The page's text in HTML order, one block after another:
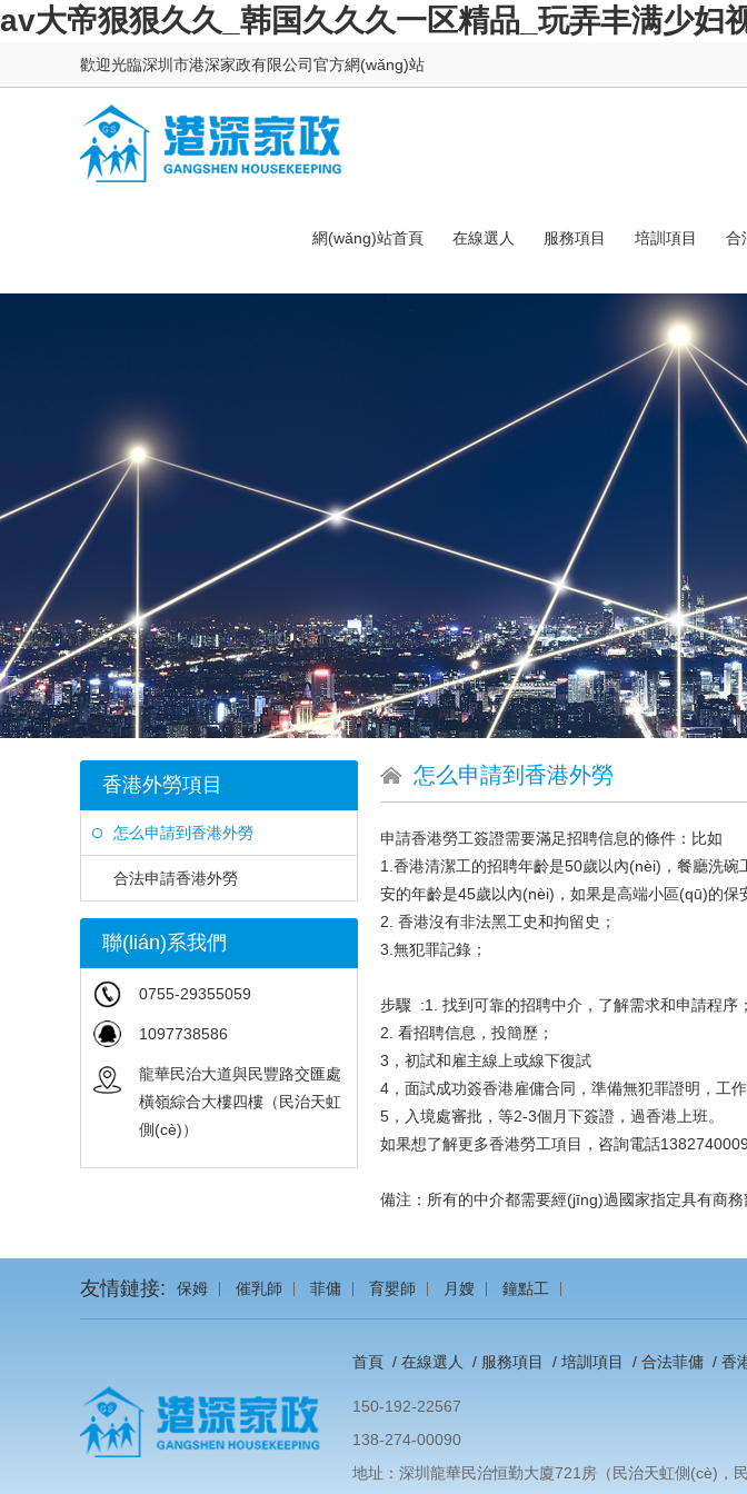
av大帝狠狠久久_韩国久久久一区精品_玩弄丰满少妇
歡迎光臨深圳市港深家政有限公司官方網(wǎng)站
網(wǎng)站首頁 在線選人 服務項目 培訓項目 合
香港外勞項目
怎么申請到香港外勞
合法申請香港外勞
聯(lián)系我們
0755-29355059
1097738586
龍華民治大道與民豐路交匯處
橫嶺綜合大樓四樓（民治天虹
側(cè)）
怎么申請到香港外勞
申請香港勞工簽證需要滿足招聘信息的條件：比如
1.香港清潔工的招聘年齡是50歲以內(nèi)，餐廳洗
安的年齡是45歲以內(nèi)，如果是高端小區(qū)的保
2. 香港沒有非法黑工史和拘留史；
3.無犯罪記錄；
步驟 :1. 找到可靠的招聘中介，了解需求和申請程序；
2. 看招聘信息，投簡歷；
3，初試和雇主線上或線下復試
4，面試成功簽香港雇傭合同，準備無犯罪證明，
5，入境處審批，等2-3個月下簽證，過香港上班。
如果想了解更多香港勞工項目，咨詢電話
備注：所有的中介都需要經(jīng)過國家指定具有商務
友情鏈接: 保姆 催乳師 菲傭 育嬰師 月嫂 鐘點工
首頁 / 在線選人 / 服務項目 / 培訓項目 / 合法菲傭 / 香
150-192-22567
138-274-00090
地址：深圳龍華民治恒勤大廈721房（民治天虹側(cè)，